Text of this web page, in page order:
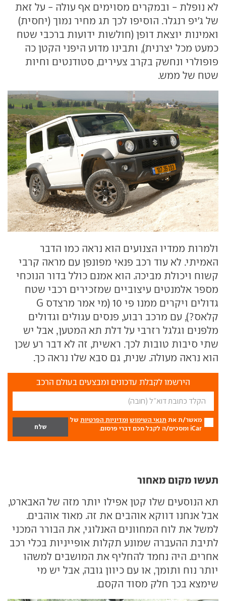
לא נופלת - ובמקרים מסוימים אף עולה - על זאת
של ג'יפ רנגלר. הוסיפו לכך תג מחיר נמוך (יחסית)
ואמינות יוצאת דופן (חולשות ידועות ברכבי שטח
כמעט מכל יצרנית), ותבינו מדוע היפני הקטן כה
פופולרי ונחשק בקרב צעירים, סטודנטים וחיות
שטח של ממש.
ולמרות ממדיו הצנועים הוא נראה כמו הדבר
האמיתי. לא עוד רכב פנאי מפונפן עם מראה קרבי
קשוח ויכולת מביכה. הוא אמנם כולל בדור הנוכחי
מספר אלמנטים עיצוביים שמזכירים רכבי שטח
גדולים ויקרים ממנו פי 10 (מי אמר מרצדס
G
קלאס?), עם מרכב רבוע, פנסים עגולים וגדולים
מלפנים וגלגל רזרבי על דלת תא המטען, אבל יש
שתי סיבות טובות לכך. ראשית, זה לא דבר רע שכן
הוא נראה מעולה. שנית, גם סבא שלו נראה כך.
הירשמו לקבלת עדכונים ומבצעים בעולם הרכב
מאשר/ת את תנאי השימוש ומדיניות הפרטיות של
iCar ומסכים/ה לקבל מכם דברי פרסום.
תעשו מקום מאחור
תא הנוסעים שלו קטן אפילו יותר מזה של האבארט,
אבל אנחנו דווקא אוהבים את זה. מאוד אוהבים.
למשל את לוח המחוונים האנלוגי, את הבורר המכני
לתיבת ההעברה שמונע תקלות אופייניות בכלי רכב
אחרים. היה נחמד להחליף את המושבים למשהו
יותר נוח ותומך, או עם כיוון גובה, אבל יש מי
שימצא בכך חלק מסוד הקסם.